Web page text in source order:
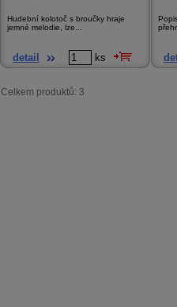
Hudební kolotoč s broučky hraje
jemné melodie, lze...
detail ks
Celkem produktů: 3